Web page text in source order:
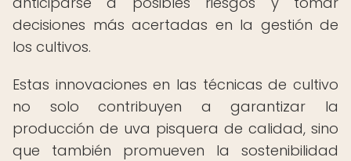
decisiones más acertadas en la gestión de
los cultivos.
Estas innovaciones en las técnicas de cultivo
no solo contribuyen a garantizar la
producción de uva pisquera de calidad, sino
que también promueven la sostenibilidad